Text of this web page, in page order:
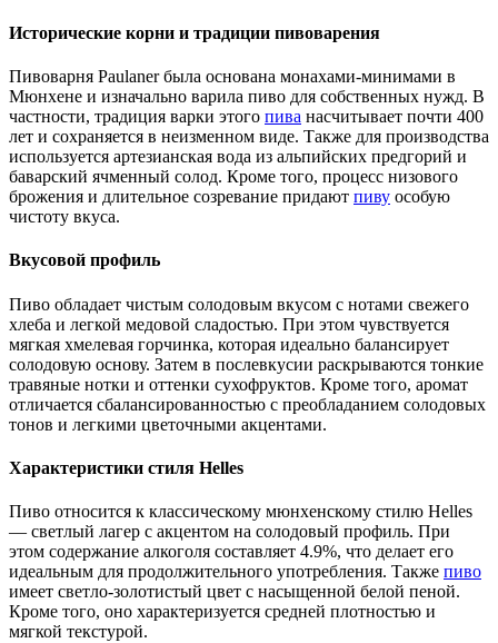
Исторические корни и традиции пивоварения
Пивоварня Paulaner была основана монахами-минимами в
Мюнхене и изначально варила пиво для собственных нужд. В
частности, традиция варки этого пива насчитывает почти 400
лет и сохраняется в неизменном виде. Также для производства
используется артезианская вода из альпийских предгорий и
баварский ячменный солод. Кроме того, процесс низового
брожения и длительное созревание придают пиву особую
чистоту вкуса.
Вкусовой профиль
Пиво обладает чистым солодовым вкусом с нотами свежего
хлеба и легкой медовой сладостью. При этом чувствуется
мягкая хмелевая горчинка, которая идеально балансирует
солодовую основу. Затем в послевкусии раскрываются тонкие
травяные нотки и оттенки сухофруктов. Кроме того, аромат
отличается сбалансированностью с преобладанием солодовых
тонов и легкими цветочными акцентами.
Характеристики стиля Helles
Пиво относится к классическому мюнхенскому стилю Helles
— светлый лагер с акцентом на солодовый профиль. При
этом содержание алкоголя составляет 4.9%, что делает его
идеальным для продолжительного употребления. Также пиво
имеет светло-золотистый цвет с насыщенной белой пеной.
Кроме того, оно характеризуется средней плотностью и
мягкой текстурой.